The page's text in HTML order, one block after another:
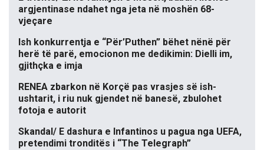
argjentinase ndahet nga jeta në moshën 68-
vjeçare
Ish konkurrentja e “Për’Puthen” bëhet nënë për
herë të parë, emocionon me dedikimin: Dielli im,
gjithçka e imja
RENEA zbarkon në Korçë pas vrasjes së ish-
ushtarit, i riu nuk gjendet në banesë, zbulohet
fotoja e autorit
Skandal/ E dashura e Infantinos u pagua nga UEFA,
pretendimi tronditës i “The Telegraph”